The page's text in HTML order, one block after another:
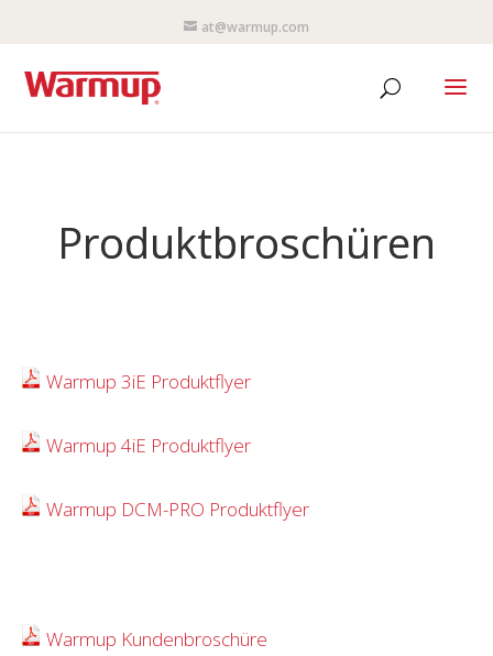
at@warmup.com
Produktbroschüren
Warmup 3iE Produktflyer
Warmup 4iE Produktflyer
Warmup DCM-PRO Produktflyer
Warmup Kundenbroschüre